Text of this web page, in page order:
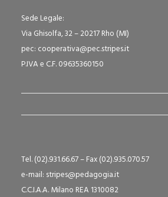
Sede Legale:
Via Ghisolfa, 32 – 20217 Rho (MI)
pec: cooperativa@pec.stripes.it
P.IVA e C.F. 09635360150
Tel. (02).931.66.67 – Fax (02).935.070.57
e-mail: stripes@pedagogia.it
C.C.I.A.A. Milano REA 1310082